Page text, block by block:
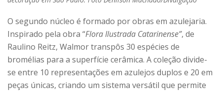
O segundo núcleo é formado por obras em azulejaria.
Inspirado pela obra “Flora Ilustrada Catarinense”, de
Raulino Reitz, Walmor transpôs 30 espécies de
bromélias para a superfície cerâmica. A coleção divide-
se entre 10 representações em azulejos duplos e 20 em
peças únicas, criando um sistema versátil que permite